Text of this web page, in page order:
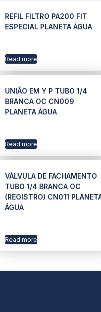
REFIL FILTRO PA200 FIT
ESPECIAL PLANETA ÁGUA
Read more
UNIÃO EM Y P TUBO 1/4
BRANCA OC CN009
PLANETA ÁGUA
Read more
VÁLVULA DE FACHAMENTO
TUBO 1/4 BRANCA OC
(REGISTRO) CN011
ÁGUA
Read more